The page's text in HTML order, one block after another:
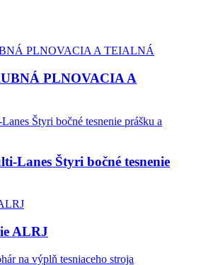
PLNOVACIA A
Lanes Štyri bočné tesnenie
ALRJ